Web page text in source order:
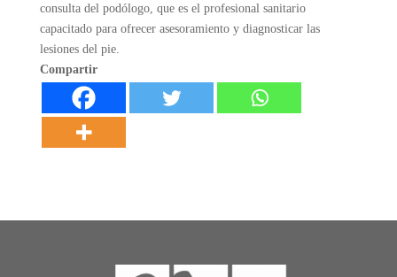
consulta del podólogo, que es el profesional sanitario
capacitado para ofrecer asesoramiento y diagnosticar las
lesiones del pie.
Compartir